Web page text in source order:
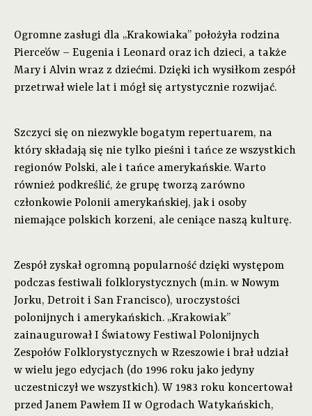
Ogromne zasługi dla „Krakowiaka” położyła rodzina
Pierce’ów – Eugenia i Leonard oraz ich dzieci, a także
Mary i Alvin wraz z dziećmi. Dzięki ich wysiłkom zespół
przetrwał wiele lat i mógł się artystycznie rozwijać.
Szczyci się on niezwykle bogatym repertuarem, na
który składają się nie tylko pieśni i tańce ze wszystkich
regionów Polski, ale i tańce amerykańskie. Warto
również podkreślić, że grupę tworzą zarówno
członkowie Polonii amerykańskiej, jak i osoby
niemające polskich korzeni, ale ceniące naszą kulturę.
Zespół zyskał ogromną popularność dzięki występom
podczas festiwali folklorystycznych (m.in. w Nowym
Jorku, Detroit i San Francisco), uroczystości
polonijnych i amerykańskich. „Krakowiak”
zainaugurował I Światowy Festiwal Polonijnych
Zespołów Folklorystycznych w Rzeszowie i brał udział
w wielu jego edycjach (do 1996 roku jako jedyny
uczestniczył we wszystkich). W 1983 roku koncertował
przed Janem Pawłem II w Ogrodach Watykańskich,